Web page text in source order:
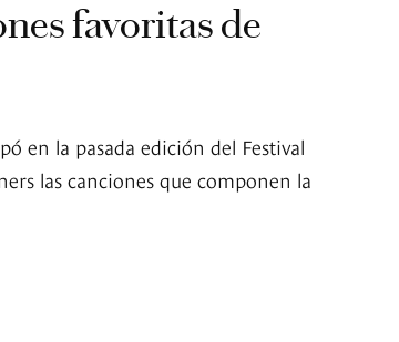
favoritas de
en la pasada edición del Festival
las canciones que componen la